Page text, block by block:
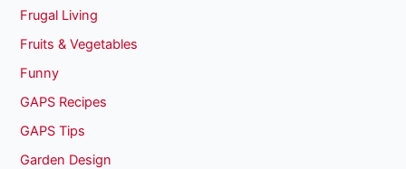
Frugal Living
Fruits & Vegetables
Funny
GAPS Recipes
GAPS Tips
Garden Design